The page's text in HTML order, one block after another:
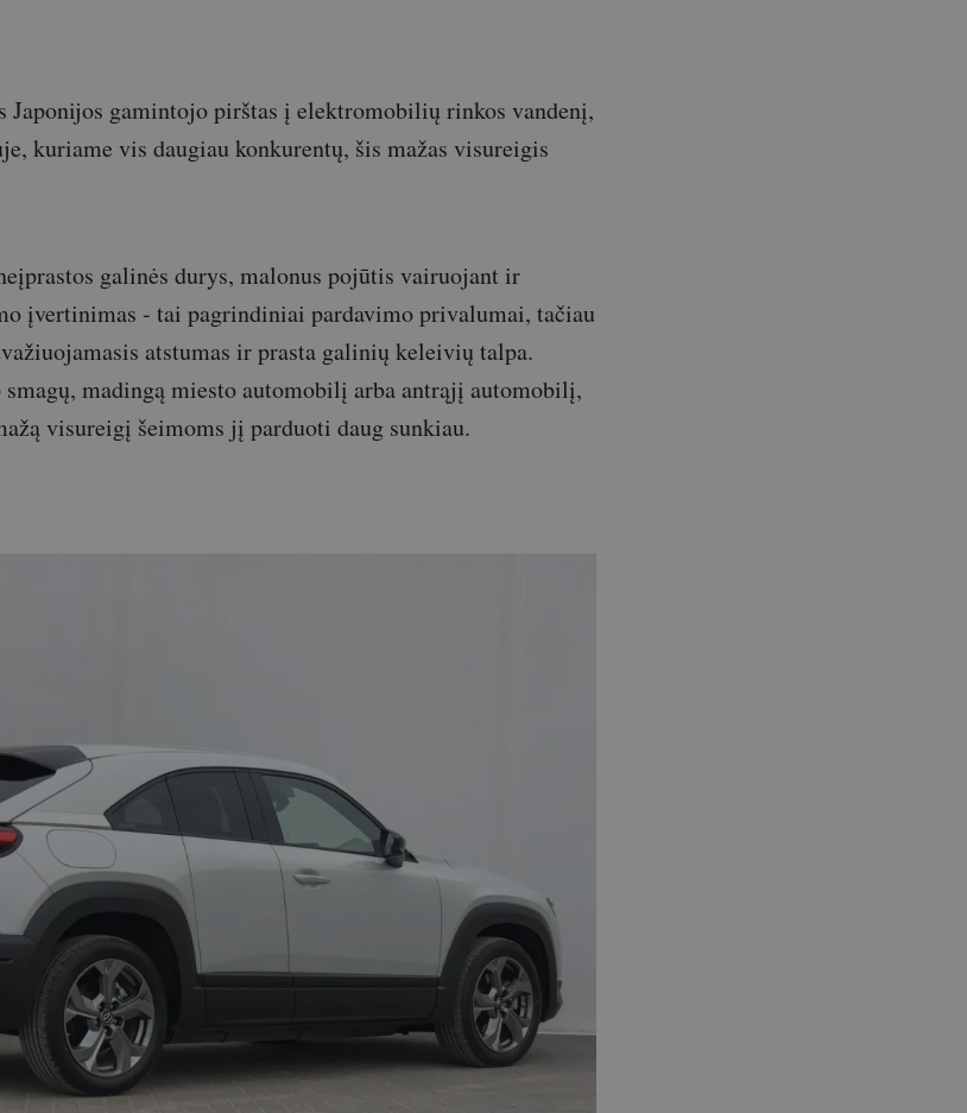
Japonijos gamintojo pirštas į elektromobilių rinkos vandenį,
kuriame vis daugiau konkurentų, šis mažas visureigis
galinės durys, malonus pojūtis vairuojant ir
įvertinimas - tai pagrindiniai pardavimo privalumai, tačiau
atstumas ir prasta galinių keleivių talpa.
madingą miesto automobilį arba antrąjį automobilį,
visureigį šeimoms jį parduoti daug sunkiau.